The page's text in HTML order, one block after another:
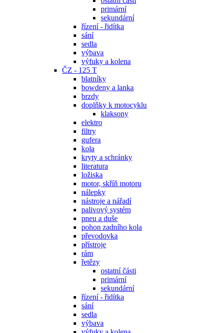
primární
sekundární
řízení - řidítka
sání
sedla
výbava
výfuky a kolena
ČZ - 125 T
blatníky
bowdeny a lanka
brzdy
doplňky k motocyklu
klaksony
elektro
filtry
gufera
kola
kryty a schránky
literatura
ložiska
motor, skříň motoru
nálepky
nástroje a nářadí
palivový systém
pneu a duše
pohon zadního kola
převodovka
přístroje
rám
řetězy
ostatní části
primární
sekundární
řízení - řidítka
sání
sedla
výbava